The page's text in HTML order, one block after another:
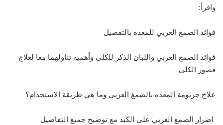
واقرأ:
فوائد الصمغ العربي للمعده بالتفصيل
فوائد الصمغ العربي واللبان الذكر للكلى وأهمية تناولهما معا لعلاج
قصور الكلي
علاج جرثومة المعده بالصمغ العربي وما هي طريقة الاستخدام؟
اضرار الصمغ العربي على الكبد مع توضيح جميع التفاصيل